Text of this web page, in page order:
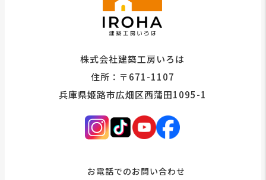
株式会社建築工房いろは
住所：〒671-1107
兵庫県姫路市広畑区西蒲田1095-1
お電話でのお問い合わせ